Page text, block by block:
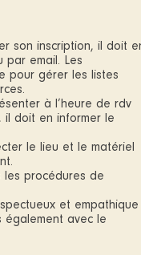
son inscription, il doit
par email. Les
pour gérer les listes
à l’heure de rdv
il doit en informer le
le lieu et le matériel
les procédures de
et empathique
également avec le